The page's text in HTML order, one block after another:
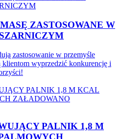
ZASTOSOWANE W
zastosowanie w przemyśle
klientom wyprzedzić konkurencję i
PALNIK 1,8 M